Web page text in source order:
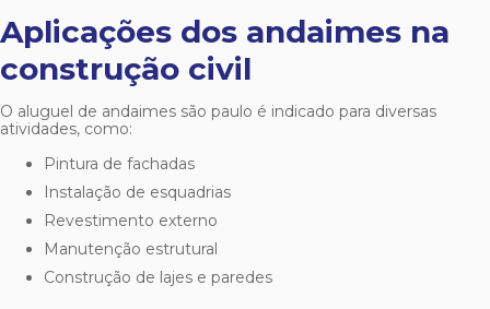
Aplicações dos andaimes na
construção civil
O aluguel de andaimes são paulo é indicado para diversas
atividades, como:
Pintura de fachadas
Instalação de esquadrias
Revestimento externo
Manutenção estrutural
Construção de lajes e paredes